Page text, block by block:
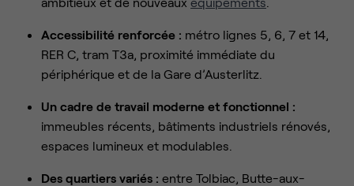
Accessibilité renforcée : métro lignes 5, 6, 7 et 14,
RER C, tram T3a, proximité immédiate du
périphérique et de la Gare d’Austerlitz.
Un cadre de travail moderne et fonctionnel :
immeubles récents, bâtiments industriels rénovés,
espaces lumineux et modulables.
Des quartiers variés : entre Tolbiac, Butte-aux-